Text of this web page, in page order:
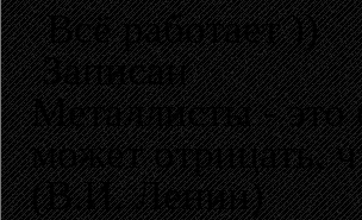
Всё работает ))
Записан
Металлисты - это
может отрицать,
(В.И. Ленин)